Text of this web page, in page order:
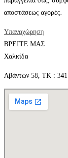
αποστάσεως αγορές.
Υπαναχώρηση
ΒΡΕΙΤΕ ΜΑΣ
Χαλκίδα
Αβάντων 58, ΤΚ :